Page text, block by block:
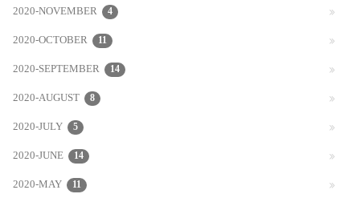
2020-NOVEMBER 4
2020-OCTOBER 11
2020-SEPTEMBER 14
2020-AUGUST 8
2020-JULY 5
2020-JUNE 14
2020-MAY 11